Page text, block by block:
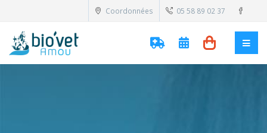
Coordonnées 05 58 89 02 37